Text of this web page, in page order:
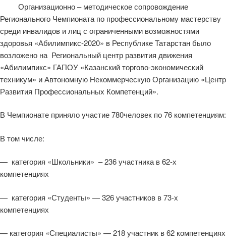
Организационно – методическое сопровождение
Регионального Чемпионата по профессиональному мастерству
среди инвалидов и лиц с ограниченными возможностями
здоровья «Абилимпикс-2020» в Республике Татарстан было
возложено на Региональный центр развития движения
«Абилимпикс» ГАПОУ «Казанский торгово-экономический
техникум» и Автономную Некоммерческую Организацию «Центр
Развития Профессиональных Компетенций».
В Чемпионате приняло участие 780человек по 76 компетенциям:
В том числе:
— категория «Школьники» – 236 участника в 62-х
компетенциях
— категория «Студенты» — 326 участников в 73-х
компетенциях
— категория «Специалисты» — 218 участник в 62 компетенциях